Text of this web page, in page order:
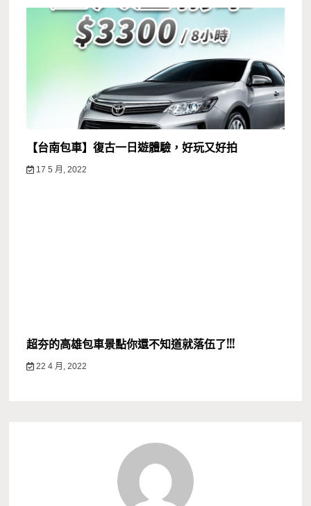
【台南包車】復古一日遊體驗，好玩又好拍
17 5 月, 2022
超夯的高雄包車景點你還不知道就落伍了!!!
22 4 月, 2022